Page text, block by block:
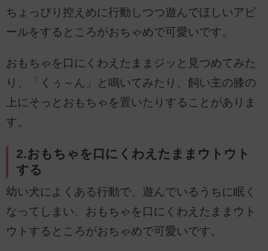
ちょっぴり控えめに行動しつつ遊んでほしいアピ
ールをするところがおちゃめで可愛いです。
おもちゃを口にくわえたままジッと見つめてみた
り、「くぅ～ん」と鳴いてみたり、飼い主の膝の
上にそっとおもちゃを置いたりすることがありま
す。
2.おもちゃを口にくわえたままウトウト
する
幼い犬によくある行動で、遊んでいるうちに眠く
なってしまい、おもちゃを口にくわえたままウト
ウトするところがおちゃめで可愛いです。